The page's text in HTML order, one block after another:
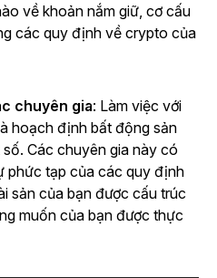
về khoản nắm giữ, cơ cấu
các quy định về crypto của
chuyên gia: Làm việc với
hoạch định bất động sản
Các chuyên gia này có
phức tạp của các quy định
sản của bạn được cấu trúc
muốn của bạn được thực